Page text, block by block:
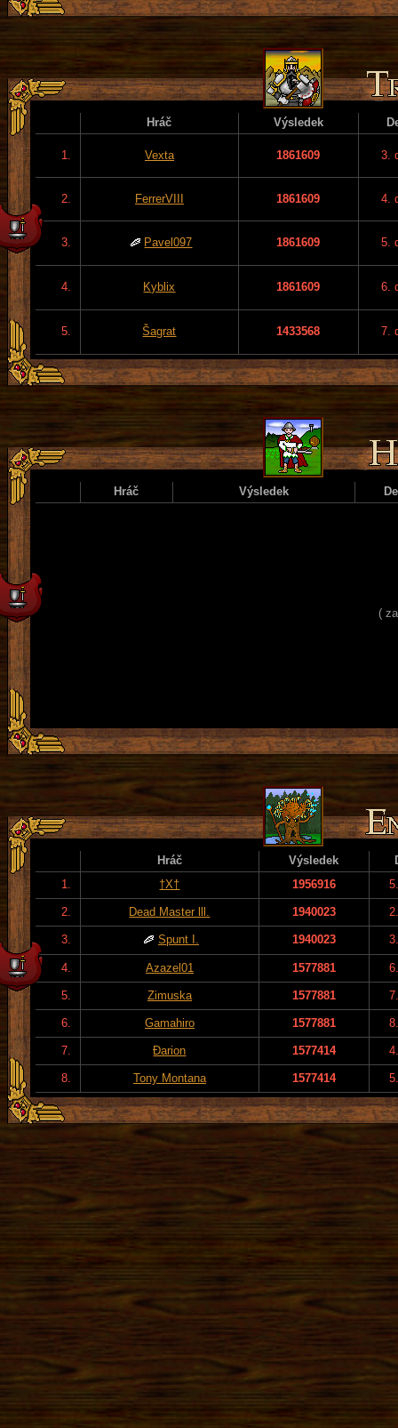
Hráč Výsledek
1. Vexta 1861609 3.
2. FerrerVIII 1861609 4.
3. Pavel097 1861609 5.
4. Kyblix 1861609 6.
5. Šagrat 1433568 7.
Hráč Výsledek
(
Hráč Výsledek
1.
†X† 1956916
2. Dead Master lll. 1940023
3. Spunt I. 1940023
4. Azazel01 1577881
5. Zimuska 1577881
6. Gamahiro 1577881
7. Đarion 1577414
8. Tony Montana 1577414